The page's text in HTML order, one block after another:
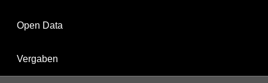
Open Data
Vergaben